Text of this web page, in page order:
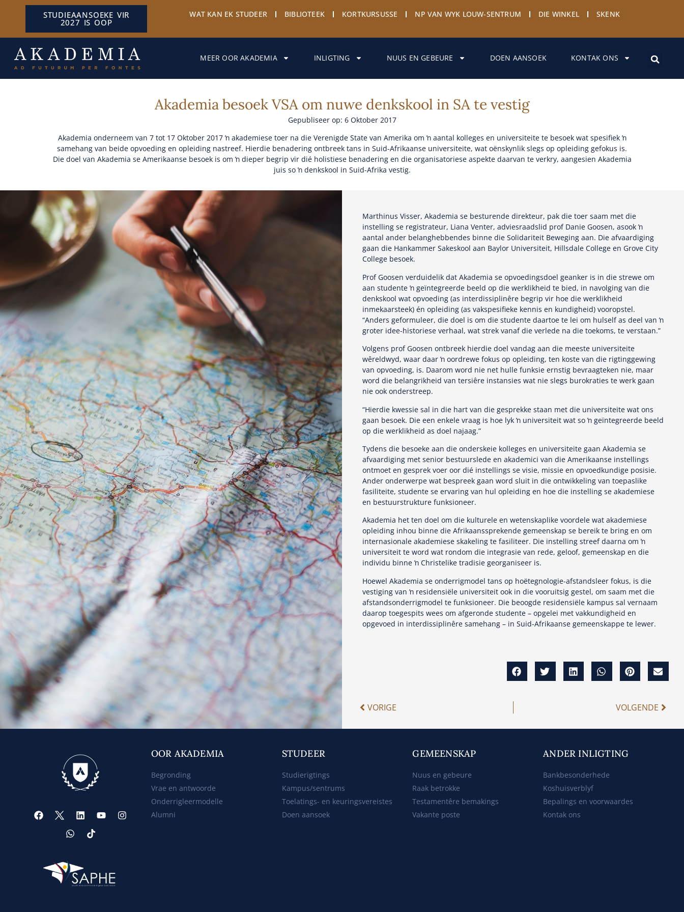
STUDIEAANSOEKE VIR
2027 IS OOP
WAT KAN EK STUDEER BIBLIOTEEK KORTKURSUSSE NP VAN WYK LOUW-SENTRUM DIE WINKEL SKENK
MEER OOR AKADEMIA INLIGTING NUUS EN GEBEURE DOEN AANSOEK KONTAK ONS
Akademia besoek VSA om nuwe denkskool in SA te vestig
Gepubliseer op: 6 Oktober 2017
Akademia onderneem van 7 tot 17 Oktober 2017 ŉ akademiese toer na die Verenigde State van Amerika om ŉ aantal kolleges en universiteite te besoek wat spesifiek ŉ
samehang van beide opvoeding en opleiding nastreef. Hierdie benadering ontbreek tans in Suid-Afrikaanse universiteite, wat oënskynlik slegs op opleiding gefokus is.
Die doel van Akademia se Amerikaanse besoek is om ŉ dieper begrip vir dié holistiese benadering en die organisatoriese aspekte daarvan te verkry, aangesien Akademia
juis so ŉ denkskool in Suid-Afrika vestig.
Marthinus Visser, Akademia se besturende direkteur, pak die toer saam met die
instelling se registrateur, Liana Venter, adviesraadslid prof Danie Goosen, asook ŉ
aantal ander belanghebbendes binne die Solidariteit Beweging aan. Die afvaardiging
gaan die Hankammer Sakeskool aan Baylor Universiteit, Hillsdale College en Grove City
College besoek.
Prof Goosen verduidelik dat Akademia se opvoedingsdoel geanker is in die strewe om
aan studente ŉ geïntegreerde beeld op die werklikheid te bied, in navolging van die
denkskool wat opvoeding (as interdissiplinêre begrip vir hoe die werklikheid
inmekaarsteek) én opleiding (as vakspesifieke kennis en kundigheid) vooropstel.
“Anders geformuleer, die doel is om die studente daartoe te lei om hulself as deel van ŉ
groter idee-historiese verhaal, wat strek vanaf die verlede na die toekoms, te verstaan.”
Volgens prof Goosen ontbreek hierdie doel vandag aan die meeste universiteite
wêreldwyd, waar daar ŉ oordrewe fokus op opleiding, ten koste van die rigtinggewing
van opvoeding, is. Daarom word nie net hulle funksie ernstig bevraagteken nie, maar
word die belangrikheid van tersiêre instansies wat nie slegs burokraties te werk gaan
nie ook onderstreep.
“Hierdie kwessie sal in die hart van die gesprekke staan met die universiteite wat ons
gaan besoek. Die een enkele vraag is hoe lyk ŉ universiteit wat so ŉ geïntegreerde beeld
op die werklikheid as doel najaag.”
Tydens die besoeke aan die onderskeie kolleges en universiteite gaan Akademia se
afvaardiging met senior bestuurslede en akademici van die Amerikaanse instellings
ontmoet en gesprek voer oor dié instellings se visie, missie en opvoedkundige posisie.
Ander onderwerpe wat bespreek gaan word sluit in die ontwikkeling van toepaslike
fasiliteite, studente se ervaring van hul opleiding en hoe die instelling se akademiese
en bestuurstrukture funksioneer.
Akademia het ten doel om die kulturele en wetenskaplike voordele wat akademiese
opleiding inhou binne die Afrikaanssprekende gemeenskap se bereik te bring en om
internasionale akademiese skakeling te fasiliteer. Die instelling streef daarna om ŉ
universiteit te word wat rondom die integrasie van rede, geloof, gemeenskap en die
individu binne ŉ Christelike tradisie georganiseer is.
Hoewel Akademia se onderrigmodel tans op hoëtegnologie-afstandsleer fokus, is die
vestiging van ŉ residensiële universiteit ook in die vooruitsig gestel, om saam met die
afstandsonderrigmodel te funksioneer. Die beoogde residensiële kampus sal vernaam
daarop toegespits wees om afgeronde studente – opgelei met vakkundigheid en
opgevoed in interdissiplinêre samehang – in Suid-Afrikaanse gemeenskappe te lewer.
VORIGE VOLGENDE
OOR AKADEMIA
Begronding
Vrae en antwoorde
Onderrigleermodelle
Alumni
STUDEER
Studierigtings
Kampus/sentrums
Toelatings- en keuringsvereistes
Doen aansoek
GEMEENSKAP
Nuus en gebeure
Raak betrokke
Testamentêre bemakings
Vakante poste
ANDER INLIGTING
Bankbesonderhede
Koshuisverblyf
Bepalings en voorwaardes
Kontak ons